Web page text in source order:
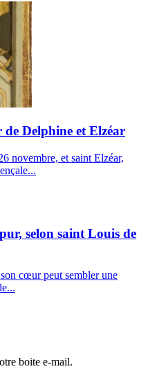
de Delphine et Elzéar
novembre, et saint Elzéar,
selon saint Louis de
cœur peut sembler une
boite e-mail.